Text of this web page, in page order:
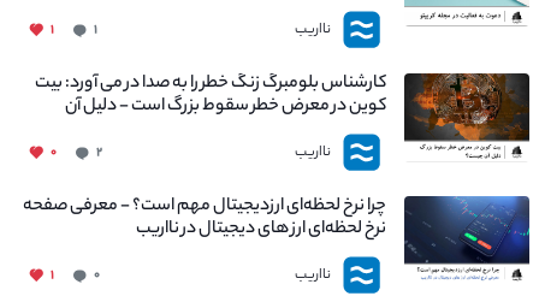
نااریب ۱ ۱
کارشناس بلومبرگ زنگ خطر را به صدا در می آورد: بیت
کوین در معرض خطر سقوط بزرگ است - دلیل آن
چیست؟
نااریب ۲ ۰
چرا نرخ لحظه‌ای ارزدیجیتال مهم است؟ - معرفی صفحه
نرخ لحظه‌ای ارز های دیجیتال در نااریب
نااریب ۰ ۱